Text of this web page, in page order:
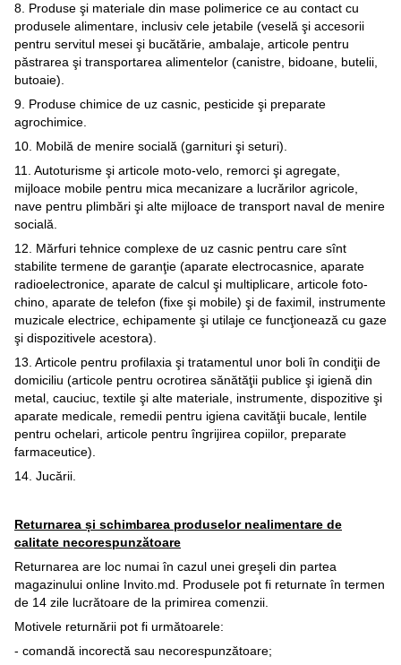
8. Produse şi materiale din mase polimerice ce au contact cu
produsele alimentare, inclusiv cele jetabile (veselă şi accesorii
pentru servitul mesei şi bucătărie, ambalaje, articole pentru
păstrarea şi transportarea alimentelor (canistre, bidoane, butelii,
butoaie).
9. Produse chimice de uz casnic, pesticide şi preparate
agrochimice.
10. Mobilă de menire socială (garnituri şi seturi).
11. Autoturisme şi articole moto-velo, remorci şi agregate,
mijloace mobile pentru mica mecanizare a lucrărilor agricole,
nave pentru plimbări şi alte mijloace de transport naval de menire
socială.
12. Mărfuri tehnice complexe de uz casnic pentru care sînt
stabilite termene de garanţie (aparate electrocasnice, aparate
radioelectronice, aparate de calcul şi multiplicare, articole foto-
chino, aparate de telefon (fixe şi mobile) şi de faximil, instrumente
muzicale electrice, echipamente şi utilaje ce funcţionează cu gaze
şi dispozitivele acestora).
13. Articole pentru profilaxia şi tratamentul unor boli în condiţii de
domiciliu (articole pentru ocrotirea sănătăţii publice şi igienă din
metal, cauciuc, textile şi alte materiale, instrumente, dispozitive şi
aparate medicale, remedii pentru igiena cavităţii bucale, lentile
pentru ochelari, articole pentru îngrijirea copiilor, preparate
farmaceutice).
14. Jucării.
Returnarea și schimbarea produselor nealimentare de
calitate necorespunzătoare
Returnarea are loc numai în cazul unei greşeli din partea
magazinului online Invito.md. Produsele pot fi returnate în termen
de 14 zile lucrătoare de la primirea comenzii.
Motivele returnării pot fi următoarele:
- comandă incorectă sau necorespunzătoare;